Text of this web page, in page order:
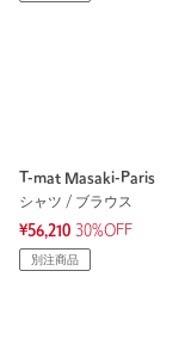
T-mat Masaki-Paris
シャツ / ブラウス
¥56,210 30%OFF
別注商品